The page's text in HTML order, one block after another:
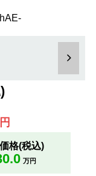
格(税込)
万円